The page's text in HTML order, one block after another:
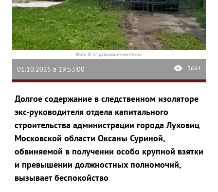
Фото © «ПравозащитникИнфо»
01.10.2025 в 19:53:00 3664
Долгое содержание в следственном изоляторе
экс-руководителя отдела капитального
строительства администрации города Луховиц
Московской области Оксаны Суриной,
обвиняемой в получении особо крупной взятки
и превышении должностных полномочий,
вызывает беспокойство